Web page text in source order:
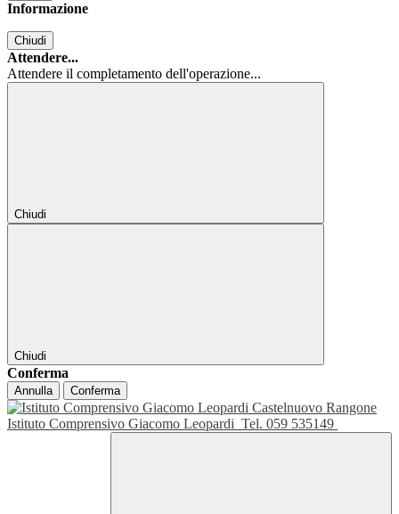
Informazione
Chiudi
Attendere...
Attendere il completamento dell'operazione...
Chiudi
Chiudi
Conferma
Annulla Conferma
Istituto Comprensivo Giacomo Leopardi Tel. 059 535149